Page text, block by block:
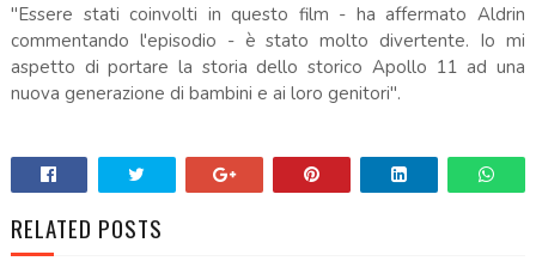
"Essere stati coinvolti in questo film - ha affermato Aldrin
commentando l'episodio - è stato molto divertente. Io mi
aspetto di portare la storia dello storico Apollo 11 ad una
nuova generazione di bambini e ai loro genitori".
RELATED POSTS